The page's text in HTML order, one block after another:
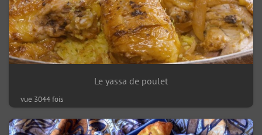
Le yassa de poulet
vue 3044 fois